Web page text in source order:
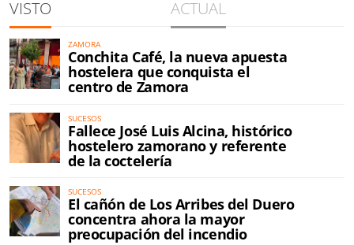
VISTO ACTUAL
ZAMORA
Conchita Café, la nueva apuesta
hostelera que conquista el
centro de Zamora
SUCESOS
Fallece José Luis Alcina, histórico
hostelero zamorano y referente
de la coctelería
SUCESOS
El cañón de Los Arribes del Duero
concentra ahora la mayor
preocupación del incendio